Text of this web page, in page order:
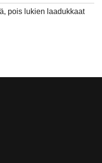
pois lukien laadukkaat